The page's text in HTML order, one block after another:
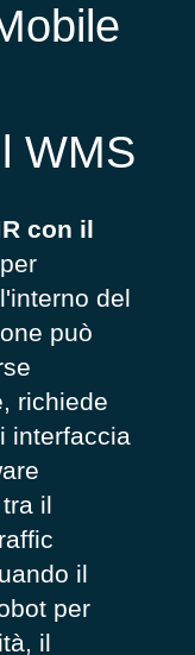
WMS
con il
del
può
richiede
interfaccia
il
il
per
il